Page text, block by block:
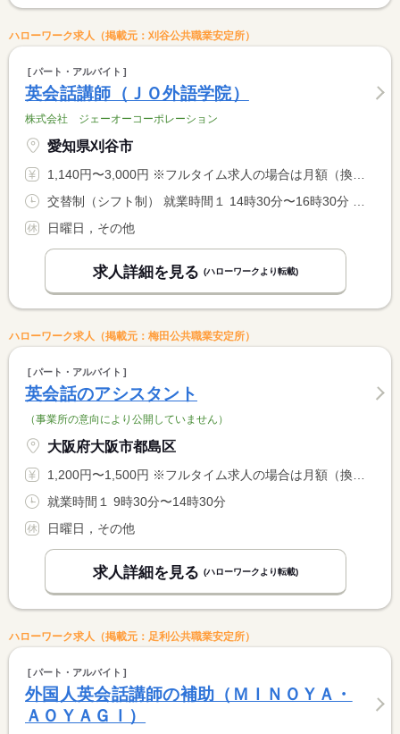
ハローワーク求人（掲載元：刈谷公共職業安定所）
パート・アルバイト
英会話講師（ＪＯ外語学院）
株式会社 ジェーオーコーポレーション
愛知県刈谷市
1,140円〜3,000円 ※フルタイム求人の場合は月額（換算額）、パート求人の場合は時間額を表示しています。
日曜日，その他
求人詳細を見る (ハローワークより転載)
ハローワーク求人（掲載元：梅田公共職業安定所）
パート・アルバイト
英会話のアシスタント
（事業所の意向により公開していません）
大阪府大阪市都島区
1,200円〜1,500円 ※フルタイム求人の場合は月額（換算額）、パート求人の場合は時間額を表示しています。
就業時間１ 9時30分〜14時30分
日曜日，その他
求人詳細を見る (ハローワークより転載)
ハローワーク求人（掲載元：足利公共職業安定所）
パート・アルバイト
外国人英会話講師の補助（ＭＩＮＯＹＡ・
ＡＯＹＡＧＩ）